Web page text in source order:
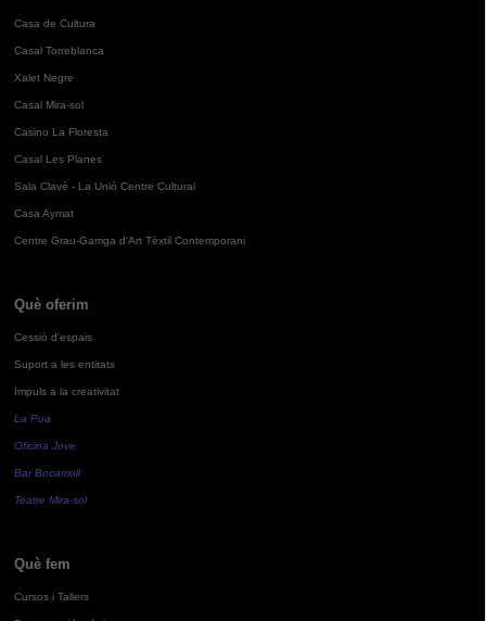
Casa de Cultura
Casal Torreblanca
Xalet Negre
Casal Mira-sol
Casino La Floresta
Casal Les Planes
Sala Clavé - La Unió Centre Cultural
Casa Aymat
Centre Grau-Garriga d'Art Tèxtil Contemporani
Què oferim
Cessió d'espais
Suport a les entitats
Impuls a la creativitat
La Pua
Oficina Jove
Bar Bocamoll
Teatre Mira-sol
Què fem
Cursos i Tallers